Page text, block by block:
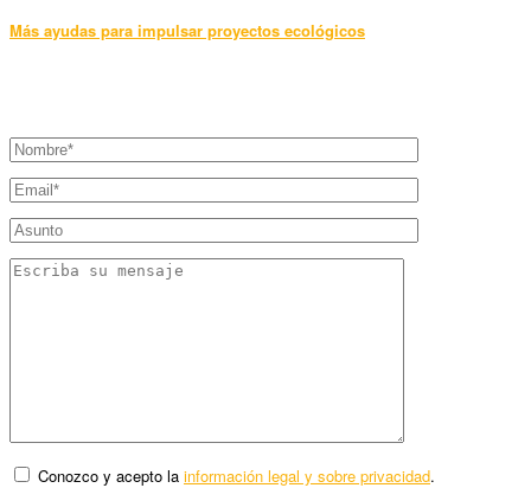
Más ayudas para impulsar proyectos ecológicos
Conozco y acepto la información legal y sobre privacidad.